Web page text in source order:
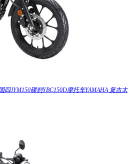
四JYM150碟刹YBC150D摩托车YAMAHA 复古太